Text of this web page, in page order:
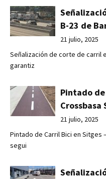
B-23 de
21 julio, 2025
Señalización de corte de carril
garantiz
Pintado
Crossbasa
21 julio, 2025
Pintado de Carril Bici en Sitges
segui